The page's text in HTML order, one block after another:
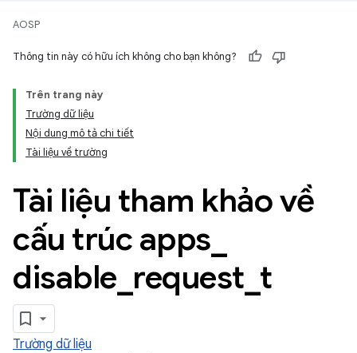
AOSP
Thông tin này có hữu ích không cho bạn không?
Trên trang này
Trường dữ liệu
Nội dung mô tả chi tiết
Tài liệu về trường
Tài liệu tham khảo về
cấu trúc apps
disable request t
Trường dữ liệu